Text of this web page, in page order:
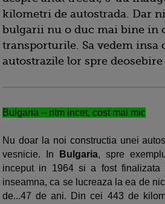
kilometri de autostrada. Dar
bulgarii nu o duc mai bine in
transporturile. Sa vedem insa
autostrazile lor spre deosebire
Bulgaria – ritm incet, cost mai mic
Nu doar la noi constructia unei
vesnicie. In
Bulgaria, spre
inceput in 1964 si a fost finalizata
inseamna, ca se lucreaza la ea de
de...47 de ani. Din cei 443 de